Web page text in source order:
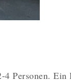
Personen.